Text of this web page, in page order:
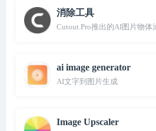
消除工具
Cutout.Pro推出的AI图片物体
ai image generator
AI文字到图片生成
Image Upscaler